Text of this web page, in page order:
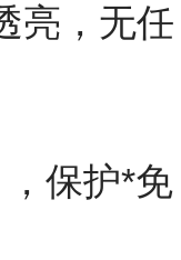
亮，无任
，保护*免